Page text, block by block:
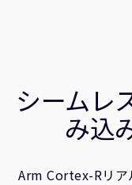
研究連携
ウェブサイト
シームレ
み込
Arm Cortex-Rリア